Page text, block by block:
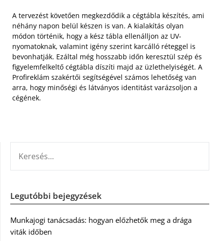
A tervezést követően megkezdődik a cégtábla készítés, ami
néhány napon belül készen is van. A kialakítás olyan
módon történik, hogy a kész tábla ellenálljon az UV-
nyomatoknak, valamint igény szerint karcálló réteggel is
bevonhatják. Ezáltal még hosszabb időn keresztül szép és
figyelemfelkeltő cégtábla díszíti majd az üzlethelyiségét. A
Profireklám szakértői segítségével számos lehetőség van
arra, hogy minőségi és látványos identitást varázsoljon a
cégének.
Legutóbbi bejegyzések
Munkajogi tanácsadás: hogyan előzhetők meg a drága
viták időben